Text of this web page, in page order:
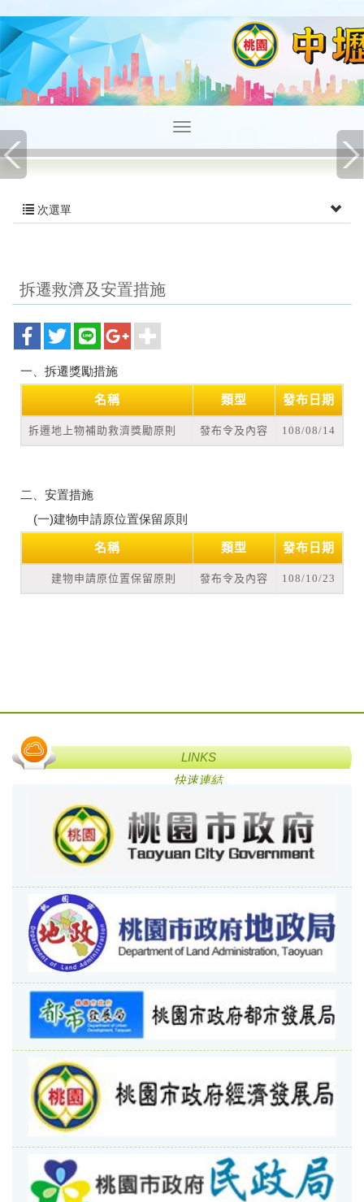
次選單
拆遷救濟及安置措施
一、拆遷獎勵措施
名稱 類型 發布日期
拆遷地上物補助救濟獎勵原則 發布令及內容 108/08/14
二、安置措施
(一)建物申請原位置保留原則
名稱 類型 發布日期
建物申請原位置保留原則 發布令及內容 108/10/23
LINKS
快速連結